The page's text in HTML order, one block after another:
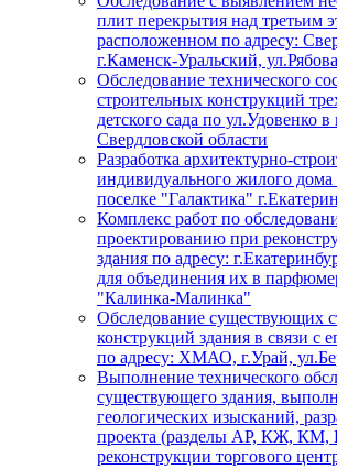
плит перекрытия над третьим
расположенном по адресу:
г.Каменск-Уральский,
Обследование технического
строительных конструкций
детского сада по ул.Удовенко
Свердловской области
Разработка архитектурно-
индивидуального жилого
поселке "Галактика"
Комплекс работ по
проектированию при
здания по адресу:
для объединения их в
"Калинка-Малинка"
Обследование существующих
конструкций здания в связи с
по адресу: ХМАО, г.Урай,
Выполнение технического
существующего здания,
геологических изысканий,
проекта (разделы АР, КЖ,
реконструкции торгового